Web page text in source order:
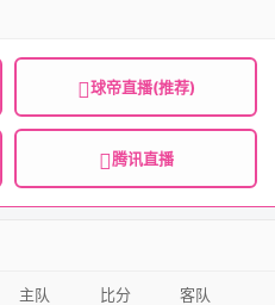
球帝直播(推荐)
腾讯直播
主队 比分 客队